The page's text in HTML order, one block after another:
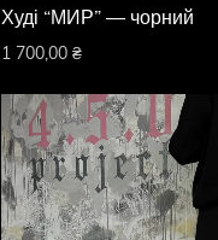
Худі “МИР” — чорний
1 700,00₴